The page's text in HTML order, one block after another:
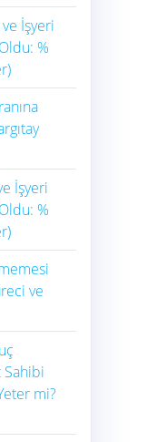
İşyeri
%
İşyeri
%
ve
Sahibi
mi?